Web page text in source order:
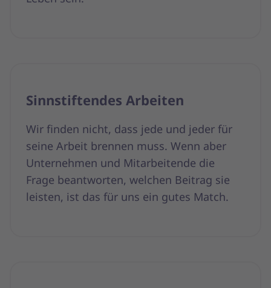
Sinnstiftendes Arbeiten
Wir finden nicht, dass jede und jeder für
seine Arbeit brennen muss. Wenn aber
Unternehmen und Mitarbeitende die
Frage beantworten, welchen Beitrag sie
leisten, ist das für uns ein gutes Match.